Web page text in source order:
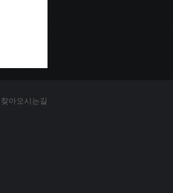
찾아오시는길